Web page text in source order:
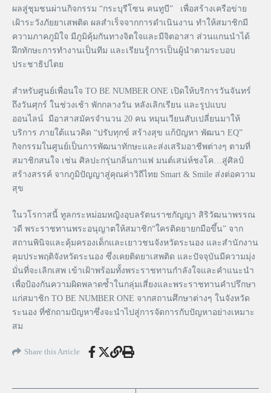
ผลสู่ชุมชนผ่านกิจกรรม “กระบุรีโซน คนทูบี” เพื่อสร้างเครือข่าย
เฝ้าระวังภัยยาเสพติด ผลสำเร็จจากการดำเนินงาน ทำให้สมาชิกมี
ความภาคภูมิใจ มีภูมิคุ้มกันทางจิตใจและมีจิตอาสา ส่วนแกนนำได้
ฝึกทักษะการทำงานเป็นทีม และเรียนรู้การเป็นผู้นำตามระบอบ
ประชาธิปไตย
สำหรับศูนย์เพื่อนใจ TO BE NUMBER ONE เปิดให้บริการวันจันทร์
ถึงวันศุกร์ ในช่วงเช้า พักกลางวัน หลังเลิกเรียน และรูปแบบ
ออนไลน์ มีอาสาสมัครจำนวน 20 คน หมุนเวียนสับเปลี่ยนมาให้
บริการ ภายใต้แนวคิด “ปรับทุกข์ สร้างสุข แก้ปัญหา พัฒนา EQ”
กิจกรรมในศูนย์เป็นการพัฒนาทักษะและส่งเสริมอาชีพต่างๆ ตามที่
สมาชิกสนใจ เช่น ศิลปะกรุ่นกลิ่นกาแฟ มนต์เสน่ห์ชงโค…สู่ศิลป์
สร้างสรรค์ จากภูมิปัญญาสู่คุณค่าวิถีไทย Smart & Smile ส่งต่อความ
สุข
ในวโรกาสนี้ ทูลกระหม่อมหญิงอุบลรัตนราชกัญญา สิริวัฒนาพรรณ
วดี พระราชทานพระอนุญาตให้สมาชิก“ใครติดยายกมือขึ้น” จาก
สถานพินิจและคุ้มครองเด็กและเยาวชนจังหวัดระนอง และสำนักงาน
คุมประพฤติจังหวัดระนอง ซึ่งเคยติดยาเสพติด และปัจจุบันมีความมุ่ง
มั่นที่จะเลิกเสพ เข้าเฝ้าพร้อมทั้งพระราชทานกำลังใจและคำแนะนำ
เพื่อป้องกันความผิดพลาดซ้ำในกลุ่มเสี่ยงและพระราชทานคำปรึกษา
แก่สมาชิก TO BE NUMBER ONE จากสถานศึกษาต่างๆ ในจังหวัด
ระนอง ที่ซักถามปัญหาซึ่งจะนำไปสู่การจัดการกับปัญหาอย่างเหมาะ
สม
Share this Article